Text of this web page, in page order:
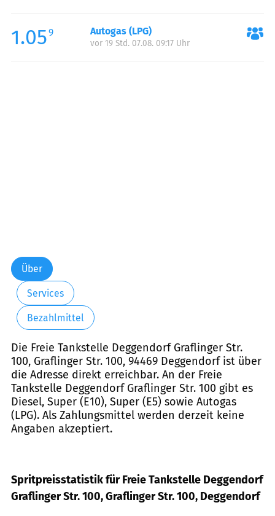
1.059 Autogas (LPG)
vor 19 Std. 07.08. 09:17 Uhr
Über
Services
Bezahlmittel
Die Freie Tankstelle Deggendorf Graflinger Str.
100, Graflinger Str. 100, 94469 Deggendorf ist über
die Adresse direkt erreichbar. An der Freie
Tankstelle Deggendorf Graflinger Str. 100 gibt es
Diesel, Super (E10), Super (E5) sowie Autogas
(LPG). Als Zahlungsmittel werden derzeit keine
Angaben akzeptiert.
Spritpreisstatistik für Freie Tankstelle Deggendorf
Graflinger Str. 100, Graflinger Str. 100, Deggendorf